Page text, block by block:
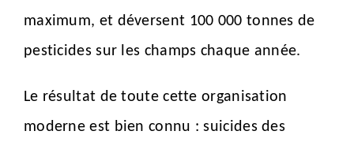
maximum, et déversent 100 000 tonnes de
pesticides sur les champs chaque année.
Le résultat de toute cette organisation
moderne est bien connu : suicides des